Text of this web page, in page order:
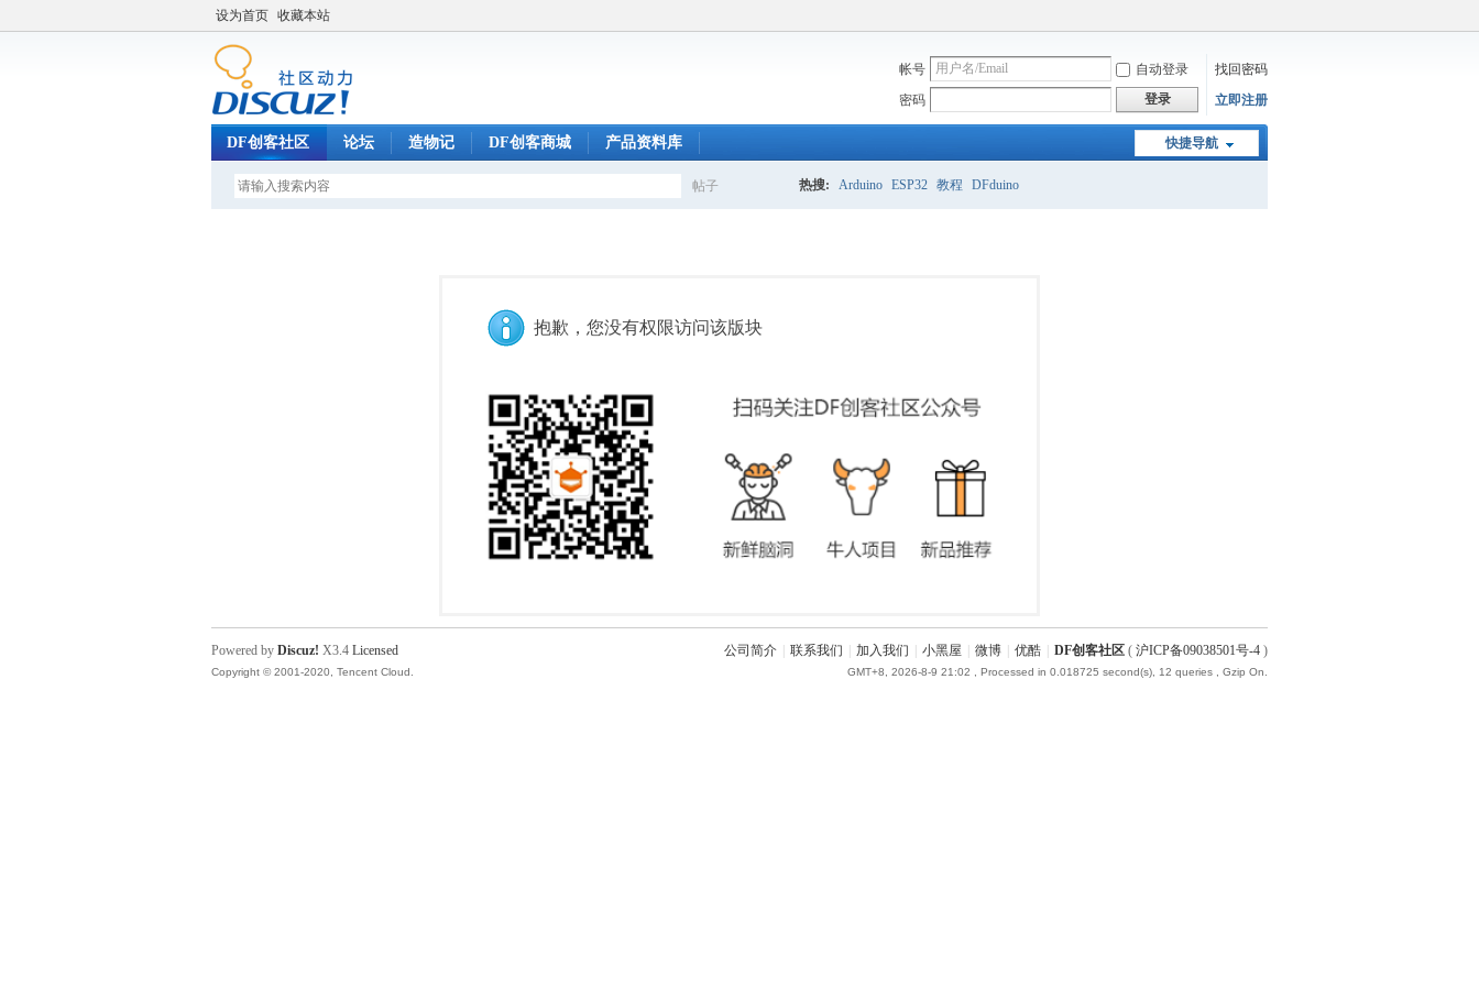
设为首页 收藏本站
帐号 自动登录
找回密码
密码
登录 立即注册
快捷导航
DF创客社区 论坛 造物记 DF创客商城 产品资料库
帖子 热搜: Arduino ESP32 教程 DFduino
抱歉，您没有权限访问该版块
公司简介 联系我们 加入我们 小黑屋 微博 优酷 DF创客社区 ( 沪ICP备09038501号-4 )
GMT+8, 2026-8-9 21:02 , Processed in 0.018725 second(s), 12 queries , Gzip On.
Powered by Discuz! X3.4 Licensed
Copyright © 2001-2020, Tencent Cloud.